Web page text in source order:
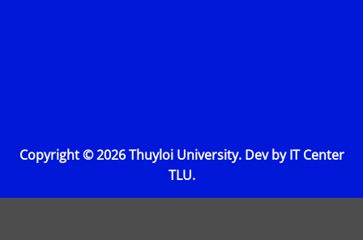
Copyright © 2026 Thuyloi University. Dev by IT Center
TLU.